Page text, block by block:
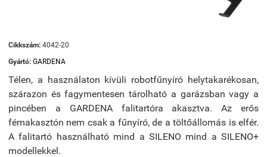
Cikkszám: 4042-20
Gyártó: GARDENA
Télen, a használaton kívüli robotfűnyíró helytakarékosan,
szárazon és fagymentesen tárolható a garázsban vagy a
pincében a GARDENA falitartóra akasztva. Az erős
fémakasztón nem csak a fűnyíró, de a töltőállomás is elfér.
A falitartó használható mind a SILENO mind a SILENO+
modellekkel.